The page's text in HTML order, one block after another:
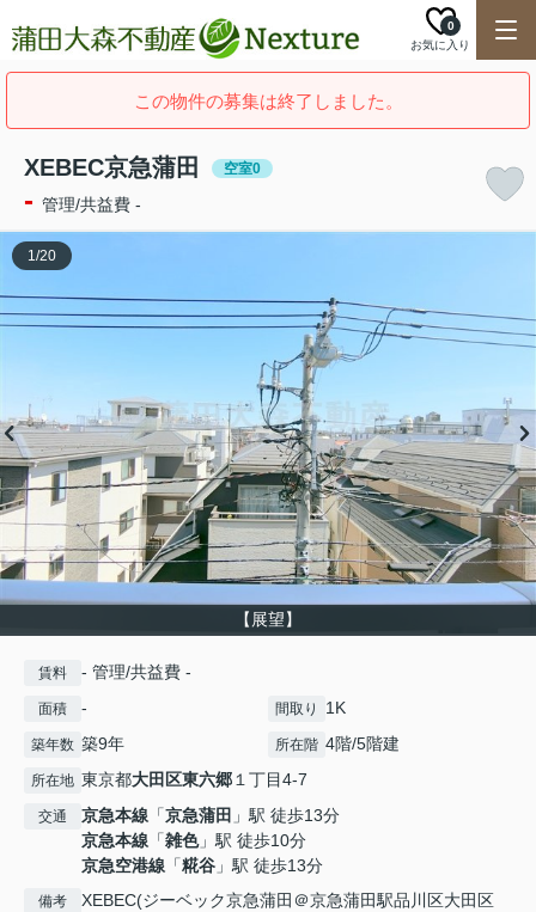
お気に入り
0
この物件の募集は終了しました。
XEBEC京急蒲田 空室0
- 管理/共益費 -
【展望】
1/20
賃料 - 管理/共益費 -
面積 - 間取り 1K
築年数 築9年 所在階 4階/5階建
所在地 東京都大田区東六郷１丁目4-7
交通 京急本線 「京急蒲田 」駅 徒歩13分
京急本線 「雑色」駅 徒歩10分
京急空港線 「糀谷 」駅 徒歩13分
備考
XEBEC(ジーベック京急蒲田＠京急蒲田駅品川区大田区